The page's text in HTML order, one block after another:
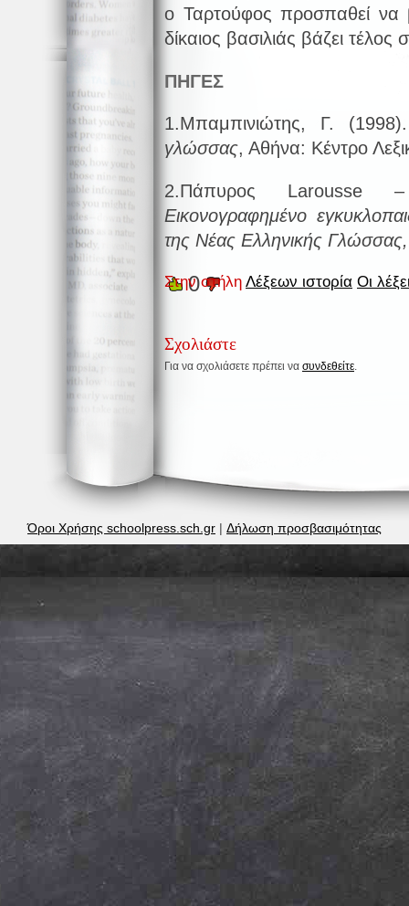
ο Ταρτούφος προσπαθεί να
δίκαιος βασιλιάς βάζει
ΠΗΓΕΣ
1.Μπαμπινιώτης, Γ.
γλώσσας, Αθήνα: Κέντρο
2.Πάπυρος Larousse
Εικονογραφημένο
της Νέας Ελληνικής Γλώσσας,
Στην στήλη Λέξεων ιστορία Οι
0
Σχολιάστε
Για να σχολιάσετε πρέπει να συνδεθείτε.
Όροι Χρήσης schoolpress.sch.gr | Δήλωση προσβασιμότητας